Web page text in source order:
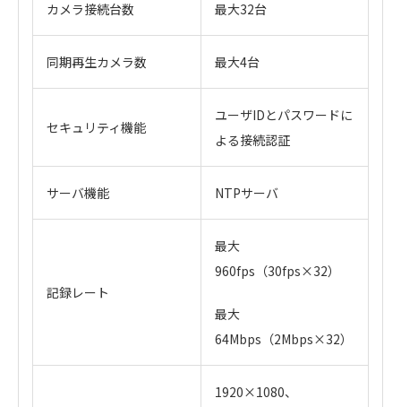
カメラ接続台数 最大32台
同期再生カメラ数 最大4台
セキュリティ機能
ユーザIDとパスワードに
よる接続認証
サーバ機能 NTPサーバ
記録レート
最大
960fps（30fps×32）
最大
64Mbps（2Mbps×32）
1920×1080、